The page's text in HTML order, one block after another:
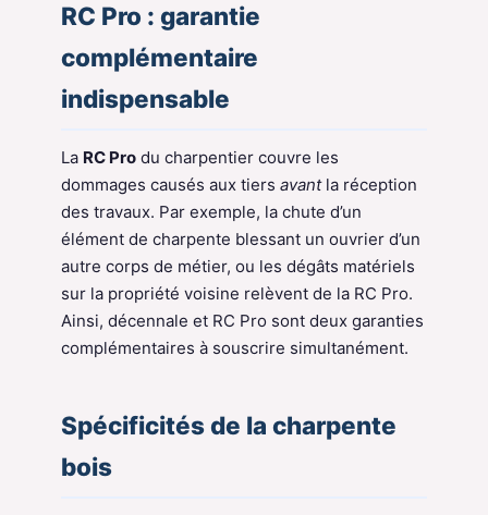
RC Pro : garantie
complémentaire
indispensable
La RC Pro du charpentier couvre les
dommages causés aux tiers avantla réception
des travaux. Par exemple, la chute d’un
élément de charpente blessant un ouvrier d’un
autre corps de métier, ou les dégâts matériels
sur la propriété voisine relèvent de la RC Pro.
Ainsi, décennale et RC Pro sont deux garanties
complémentaires à souscrire simultanément.
Spécificités de la charpente
bois